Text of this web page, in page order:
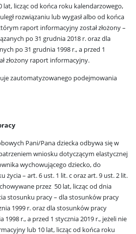
licząc od końca roku kalendarzowego,
rozwiązaniu lub wygasł albo od końca
raport informacyjny został złożony –
po 31 grudnia 2018 r. oraz dla
po 31 grudnia 1998 r., a przed 1
złożony raport informacyjny.
zautomatyzowanego podejmowania
Pani/Pana dziecka odbywa się w
wniosku dotyczącym elastycznej
wychowującego dziecko, do
życia – art. 6 ust. 1 lit. c oraz art. 9 ust. 2 lit.
przez 50 lat, licząc od dnia
stosunku pracy – dla stosunków pracy
1999 r. oraz dla stosunków pracy
1998 r., a przed 1 stycznia 2019 r., jeżeli nie
lub 10 lat, licząc od końca roku